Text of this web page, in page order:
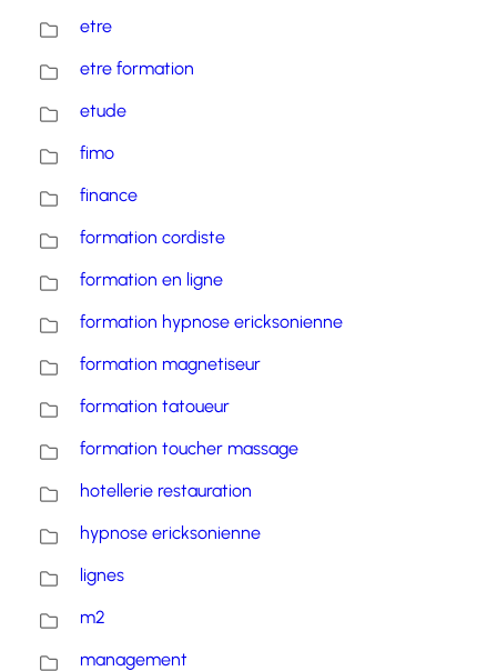
etre
etre formation
etude
fimo
finance
formation cordiste
formation en ligne
formation hypnose ericksonienne
formation magnetiseur
formation tatoueur
formation toucher massage
hotellerie restauration
hypnose ericksonienne
lignes
m2
management